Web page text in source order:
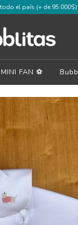
todo el país (+ de 95.000$)
MINI FAN ⚽️